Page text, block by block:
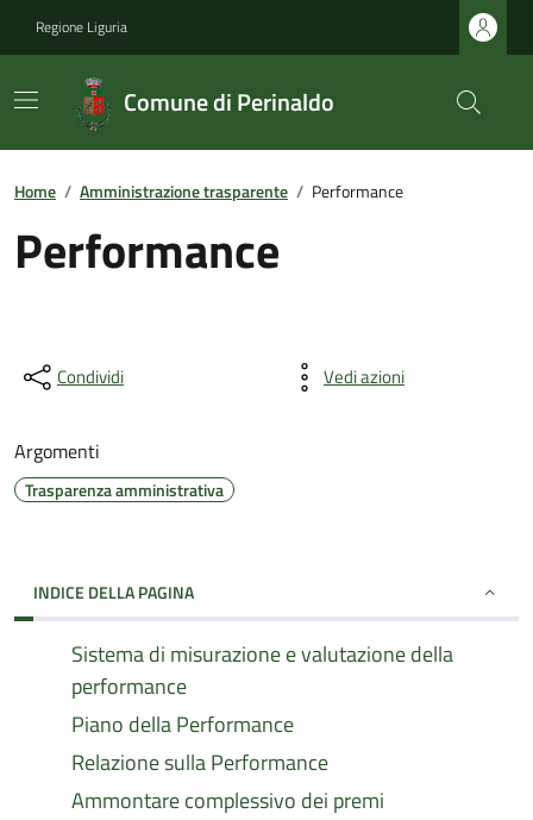
Regione Liguria
Comune di Perinaldo
Home / Amministrazione trasparente / Performance
Performance
Condividi Vedi azioni
Argomenti
Trasparenza amministrativa
INDICE DELLA PAGINA
Sistema di misurazione e valutazione della
performance
Piano della Performance
Relazione sulla Performance
Ammontare complessivo dei premi